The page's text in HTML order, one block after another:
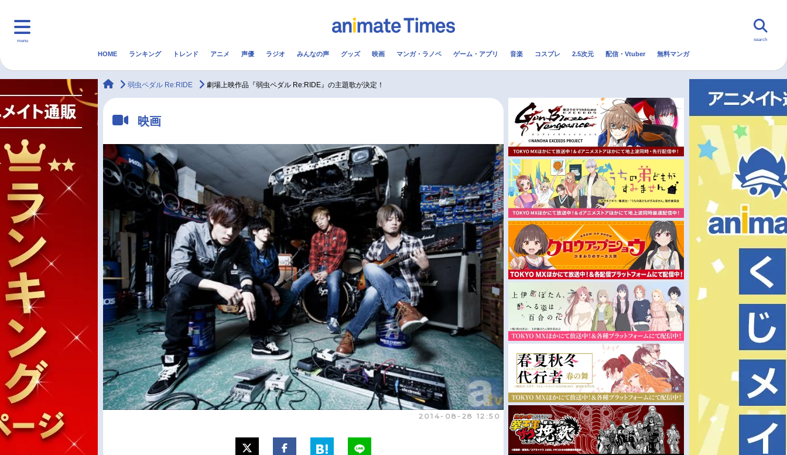
menu
マンガ・ラノベ ゲーム・アプリ 配信・Vtuber トレンド 無料マンガ
アニメ記事一覧
声優記事一覧
アニメ映画一覧
実写化映画一覧
男性声優/女性声優一覧
今期アニメ曜日別一覧
夏アニメ
秋アニメ
冬アニメ
FOLLOW US
search
HOME ランキング トレンド アニメ 声優 ラジオ みんなの声 グッズ 映画 マンガ・ラノベ ゲーム・アプリ 音楽 コスプレ 2.5次元 配信・Vtuber 無料マンガ
animateTimes
弱虫ペダル Re:RIDE 劇場上映作品『弱虫ペダル Re:RIDE』の主題歌が決定！
映画
2014-08-28 12:50